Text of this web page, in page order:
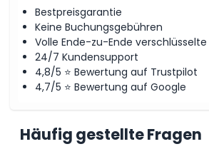
Bestpreisgarantie
Keine Buchungsgebühren
Volle Ende-zu-Ende
24/7 Kundensupport
4,8/5 ⭐ Bewertung auf Trustpilot
4,7/5 ⭐ Bewertung auf Google
Häufig gestellte Fragen